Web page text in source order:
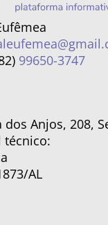
99650-3747
dos Anjos, 208,
técnico:
AL